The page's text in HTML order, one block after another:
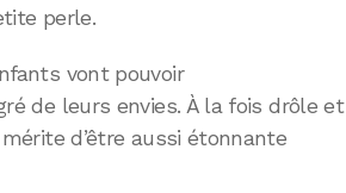
perle.
vont pouvoir
de leurs envies. À la fois drôle et
d’être aussi étonnante